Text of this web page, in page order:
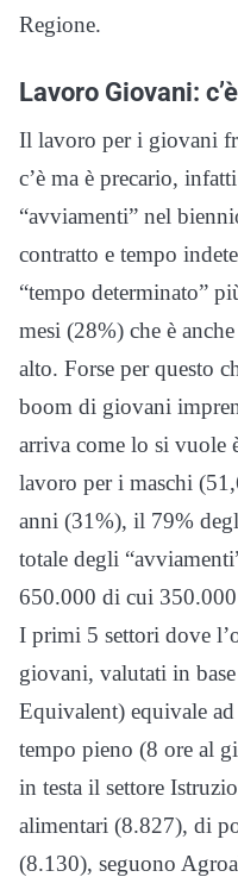
Regione.
Lavoro Giovani:
Il lavoro per i giovani
c’è ma è precario,
“avviamenti” nel
contratto e tempo
“tempo determinato”
mesi (28%) che è
alto. Forse per questo
boom di giovani
arriva come lo si vuole
lavoro per i maschi
anni (31%), il 79%
totale degli
650.000 di cui
I primi 5 settori dove
giovani, valutati in
Equivalent) equivale
tempo pieno (8 ore al
in testa il settore
alimentari (8.827), di
(8.130), seguono